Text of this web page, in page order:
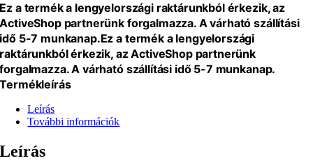
Ez a termék a lengyelországi raktárunkból érkezik, az
ActiveShop partnerünk forgalmazza. A várható szállítási
idő 5-7 munkanap.Ez a termék a lengyelországi
raktárunkból érkezik, az ActiveShop partnerünk
forgalmazza. A várható szállítási idő 5-7 munkanap.
Termékleírás
Leírás
További információk
Leírás